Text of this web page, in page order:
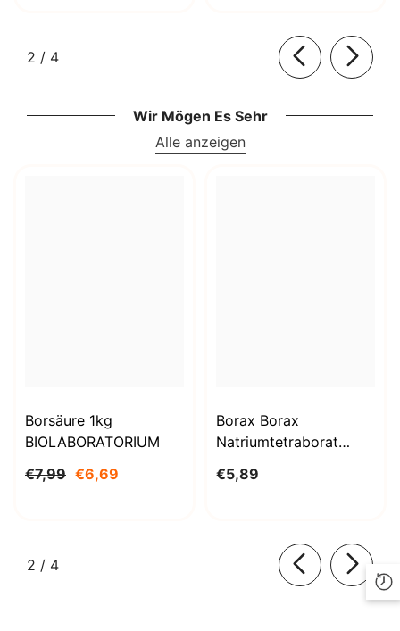
2 / von
4
Wir Mögen Es Sehr
Alle anzeigen
Borsäure 1kg
BIOLABORATORIUM
€7,99 €6,69
Borax Borax
Natriumtetraborat
BioLaboratorium
€5,89
2 / von
4